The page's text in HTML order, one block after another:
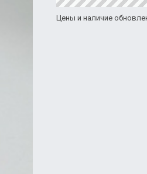
Цены и наличие